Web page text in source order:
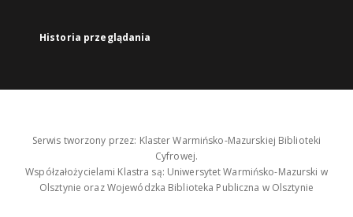
Historia przeglądania
Serwis tworzony przez: Klaster Warmińsko-Mazurskiej Biblioteki
Cyfrowej.
Współzałożycielami Klastra są: Uniwersytet Warmińsko-Mazurski w
Olsztynie oraz Wojewódzka Biblioteka Publiczna w Olsztynie